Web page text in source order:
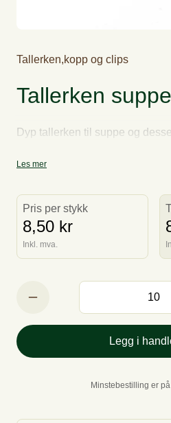
Tallerken,kopp og clips
Tallerken suppe
Dyp tallerken til suppe og
Les mer
Pris per stykk
8,50 kr
Inkl. mva.
Legg i
Minstebestilling er